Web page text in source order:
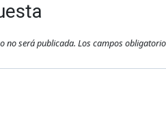
no será publicada. Los campos